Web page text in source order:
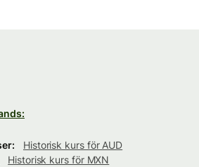
Historisk kurs för AUD
Historisk kurs för MXN